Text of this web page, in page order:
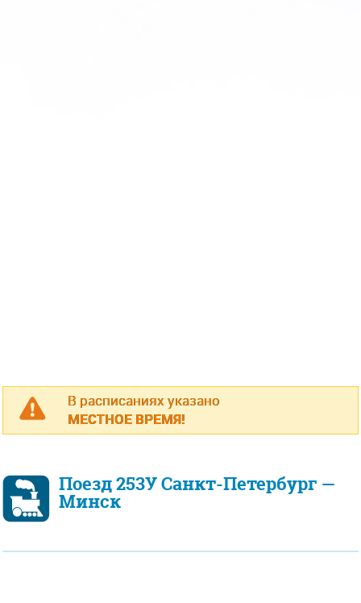
В расписаниях указано
МЕСТНОЕ ВРЕМЯ!
Поезд 253У Санкт-Петербург —
Минск